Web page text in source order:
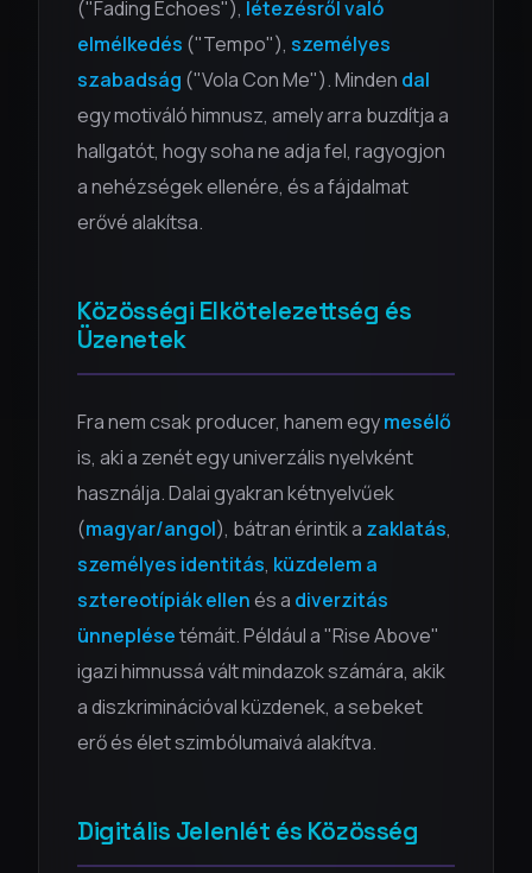
("Fading Echoes"), létezésről való
elmélkedés ("Tempo"), személyes
szabadság ("Vola Con Me"). Minden dal
egy motiváló himnusz, amely arra buzdítja a
hallgatót, hogy soha ne adja fel, ragyogjon
a nehézségek ellenére, és a fájdalmat
erővé alakítsa.
Közösségi Elkötelezettség és
Üzenetek
Fra nem csak producer, hanem egymesélő
is, aki a zenét egy univerzális nyelvként
használja. Dalai gyakran kétnyelvűek
(magyar/angol), bátran érintik a zaklatás,
személyes identitás, küzdelem a
sztereotípiák ellenés a diverzitás
ünneplésetémáit. Például a "Rise Above"
igazi himnussá vált mindazok számára, akik
a diszkriminációval küzdenek, a sebeket
erő és élet szimbólumaivá alakítva.
Digitális Jelenlét és Közösség